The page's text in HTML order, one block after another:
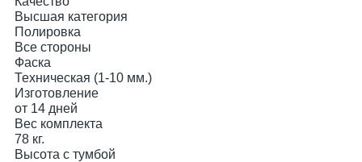
Высшая категория
Полировка
Все стороны
Фаска
Техническая (1-10 мм.)
Изготовление
от 14 дней
Вес комплекта
78 кг.
Высота с тумбой